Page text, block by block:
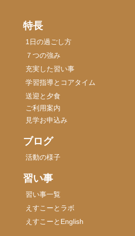
特長
1日の過ごし方
７つの強み
充実した習い事
学習指導とコアタイム
送迎と夕食
ご利用案内
見学お申込み
ブログ
活動の様子
習い事
習い事一覧
えすこーとラボ
えすこーとEnglish